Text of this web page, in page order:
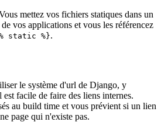
mettez vos fichiers statiques dans un
vos applications et vous les référencez
static %}.
le système d'url de Django, y
facile de faire des liens internes.
au build time et vous prévient si un lien
page qui n'existe pas.